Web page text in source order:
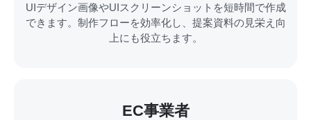
UIデザイン画像やUIスクリーンショットを短時間で作成
できます。制作フローを効率化し、提案資料の見栄え向
上にも役立ちます。
EC事業者